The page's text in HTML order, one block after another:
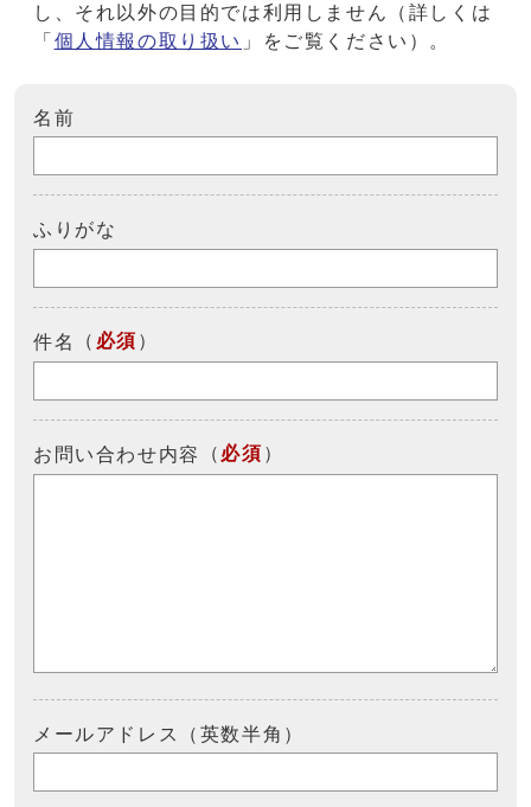
し、それ以外の目的では利用しません（詳しくは
「 個人情報の取り扱い 」をご覧ください）。
名前
ふりがな
件名 （ 必須 ）
お問い合わせ内容 （ 必須 ）
メールアドレス（英数半角）